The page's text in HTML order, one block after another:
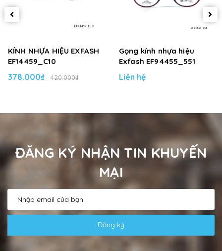
KÍNH NHỰA HIỆU EXFASH
EF14459_C10
378.000₫ 420.000₫
Gọng kính nhựa hiệu
Exfash EF94455_551
Liên hệ
ĐĂNG KÝ NHẬN TIN KHUYẾN
MẠI
Đăng ký